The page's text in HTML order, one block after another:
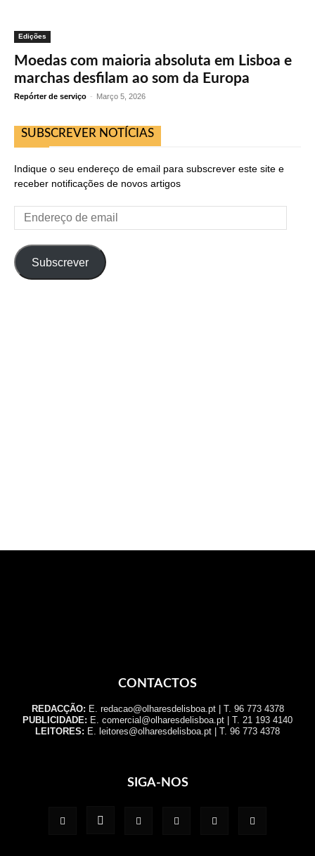
Edições
Moedas com maioria absoluta em Lisboa e
marchas desfilam ao som da Europa
Repórter de serviço - Março 5, 2026
SUBSCREVER NOTÍCIAS
Indique o seu endereço de email para subscrever este site e
receber notificações de novos artigos
Endereço
de
Subscrever
CONTACTOS
REDACÇÃO: E. redacao@olharesdelisboa.pt | T. 96 773 4378
PUBLICIDADE: E. comercial@olharesdelisboa.pt | T. 21 193 4140
LEITORES: E. leitores@olharesdelisboa.pt | T. 96 773 4378
SIGA-NOS